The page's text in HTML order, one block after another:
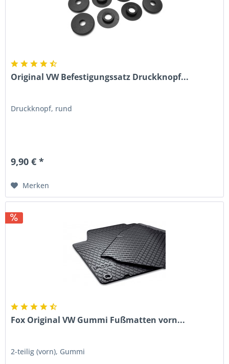
Original VW Befestigungssatz Druckknopf...
Druckknopf, rund
9,90 € *
Merken
Fox Original VW Gummi Fußmatten vorn...
2-teilig (vorn), Gummi